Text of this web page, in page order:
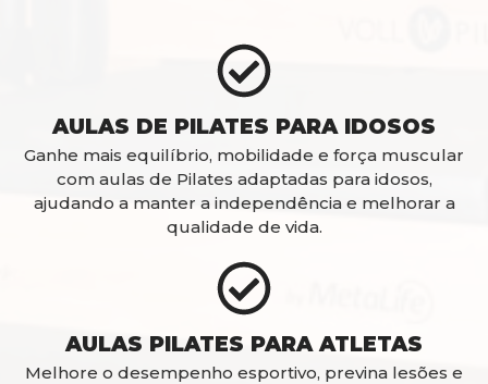
AULAS DE PILATES PARA IDOSOS
Ganhe mais equilíbrio, mobilidade e força muscular
com aulas de Pilates adaptadas para idosos,
ajudando a manter a independência e melhorar a
qualidade de vida.
AULAS PILATES PARA ATLETAS
Melhore o desempenho esportivo, previna lesões e